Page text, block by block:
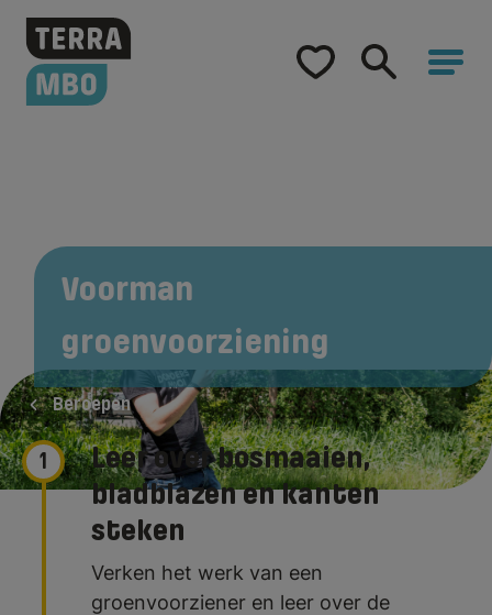
Home
Samenwerking
Beroepen
Voorman
groenvoorziening
1
Leer over bosmaaien,
bladblazen en kanten
steken
Verken het werk van een
groenvoorziener en leer over de